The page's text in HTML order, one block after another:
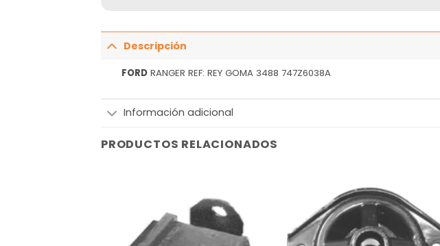
Descripción
FORD RANGER REF: REY GOMA 3488 747Z6038A
Información adicional
PRODUCTOS RELACIONADOS
deseos
lista
de